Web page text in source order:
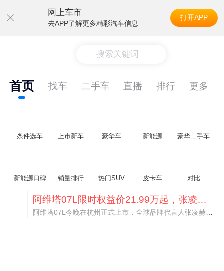
网上车市
去APP了解更多精彩汽车信息
打开APP
搜索关键词
首页 找车 二手车 直播 排行 更多
条件选车 上市新车 豪华车 新能源 豪华二手车
新能源口碑 销量排行 热门SUV 皮卡车 对比
阿维塔07L限时权益价21.99万起，张凌赫成首位车主
阿维塔07L今晚在杭州正式上市，全球品牌代言人张凌赫现场提车，成为这台车的第一位主人。三个版本：Elite纯电版22.99万，Max+后驱纯电版24.99万，Ultra三电机四驱版27.99万。